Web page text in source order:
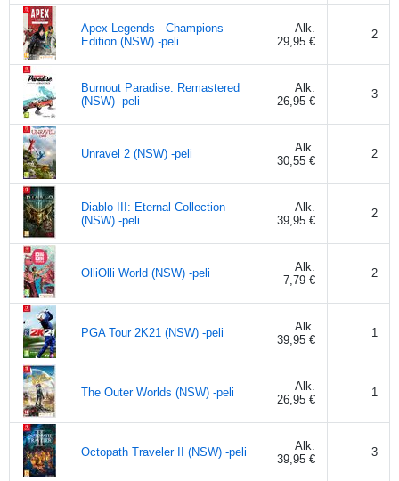
Apex Legends - Champions
Edition (NSW) -peli
Alk.
29,95 €
2
Burnout Paradise: Remastered
(NSW) -peli
Alk.
26,95 €
3
Unravel 2 (NSW) -peli
Alk.
30,55 €
2
Diablo III: Eternal Collection
(NSW) -peli
Alk.
39,95 €
2
OlliOlli World (NSW) -peli
Alk.
7,79 €
2
PGA Tour 2K21 (NSW) -peli
Alk.
39,95 €
1
The Outer Worlds (NSW) -peli
Alk.
26,95 €
1
Octopath Traveler II (NSW) -peli
Alk.
39,95 €
3